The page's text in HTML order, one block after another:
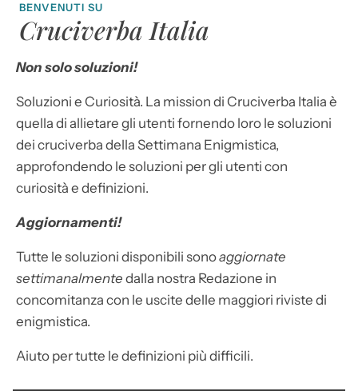
BENVENUTI SU
Cruciverba Italia
Non solo soluzioni!
Soluzioni e Curiosità. La mission di Cruciverba Italia è
quella di allietare gli utenti fornendo loro le soluzioni
dei cruciverba della Settimana Enigmistica,
approfondendo le soluzioni per gli utenti con
curiosità e definizioni.
Aggiornamenti!
Tutte le soluzioni disponibili sonoaggiornate
settimanalmente dalla nostra Redazione in
concomitanza con le uscite delle maggiori riviste di
enigmistica.
Aiuto per tutte le definizioni più difficili.